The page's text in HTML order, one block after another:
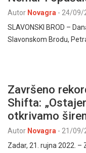
Autor Novagra - 24/09/
SLAVONSKI BROD –
Slavonskom Brodu,
Završeno
Shifta:
otkrivamo
Autor Novagra - 21/09/
Zadar, 21. rujna 2022.